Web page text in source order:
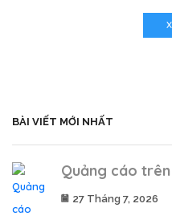
BÀI VIẾT MỚI NHẤT
Quảng cáo trên
27 Tháng 7, 2026